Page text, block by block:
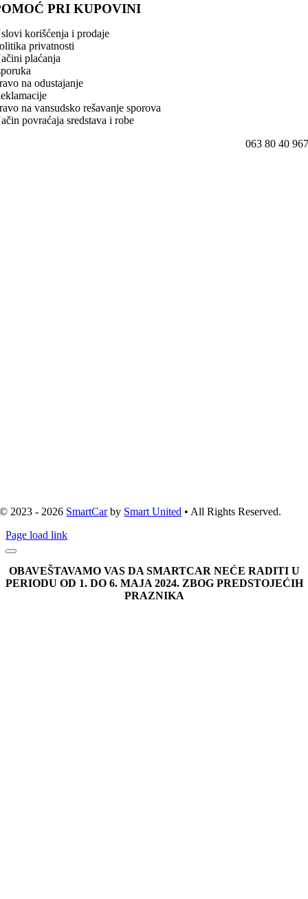
PRI KUPOVINI
korišćenja i prodaje
privatnosti
plaćanja
na odustajanje
na vansudsko rešavanje sporova
povraćaja sredstava i robe
063 80 40 967
© 2023 - 2026 SmartCarby Smart United • All Rights Reserved.
Page load link
OBAVEŠTAVAMO VAS DA SMARTCAR NEĆE RADITI U
PERIODU OD 1. DO 6. MAJA 2024. ZBOG PREDSTOJEĆIH
PRAZNIKA